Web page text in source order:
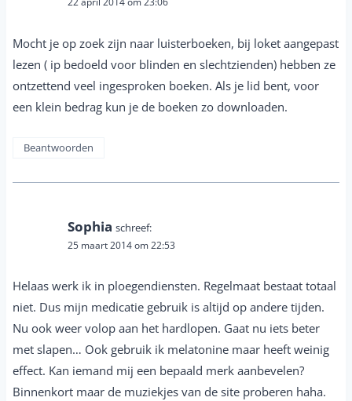
Mocht je op zoek zijn naar luisterboeken, bij loket aangepast
lezen ( ip bedoeld voor blinden en slechtzienden) hebben ze
ontzettend veel ingesproken boeken. Als je lid bent, voor
een klein bedrag kun je de boeken zo downloaden.
Beantwoorden
Sophia schreef:
25 maart 2014 om 22:53
Helaas werk ik in ploegendiensten. Regelmaat bestaat totaal
niet. Dus mijn medicatie gebruik is altijd op andere tijden.
Nu ook weer volop aan het hardlopen. Gaat nu iets beter
met slapen… Ook gebruik ik melatonine maar heeft weinig
effect. Kan iemand mij een bepaald merk aanbevelen?
Binnenkort maar de muziekjes van de site proberen haha.